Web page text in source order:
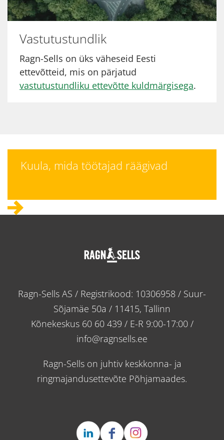
Vastutustundlik
Ragn-Sells on üks väheseid Eesti
ettevõtteid, mis on pärjatud
vastutustundliku ettevõtte kuldmärgisega.
Kuula, mida töötajad räägivad
Ragn-Sells AS / Registrikood: 10306958 / Suur-
Sõjamäe 50a / 11415, Tallinn
Kõnekeskus 60 60 439 / E-R 9:00-17:00 /
info@ragnsells.ee
Ragn-Sells on juhtiv keskkonna- ja
ringmajandusettevõte Põhjamaades.